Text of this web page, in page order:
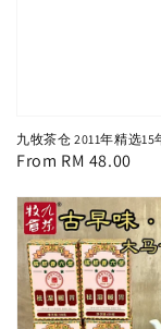
九牧茶仓 2011年精选15
Regular
From RM 48.00